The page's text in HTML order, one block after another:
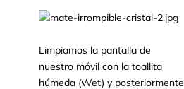
Limpiamos la pantalla de
nuestro móvil con la toallita
húmeda (Wet) y posteriormente